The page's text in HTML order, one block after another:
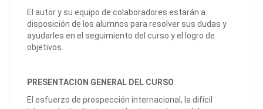
El autor y su equipo de colaboradores estarán a
disposición de los alumnos para resolver sus dudas y
ayudarles en el seguimiento del curso y el logro de
objetivos.
PRESENTACION GENERAL DEL CURSO
El esfuerzo de prospección internacional, la difícil